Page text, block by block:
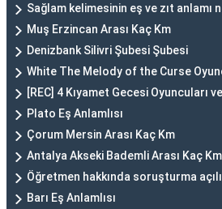
Sağlam kelimesinin eş ve zıt anlamı
Muş Erzincan Arası Kaç Km
Denizbank Silivri Şubesi Şubesi
White The Melody of the Curse
[REC] 4 Kıyamet Gecesi Oyuncuları
Plato Eş Anlamlısı
Çorum Mersin Arası Kaç Km
Antalya Akseki Bademli Arası Kaç Km
Öğretmen hakkında soruşturma
Barı Eş Anlamlısı